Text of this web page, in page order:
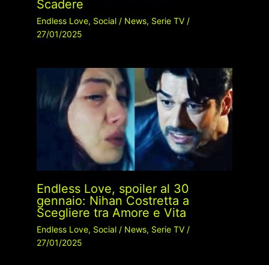
Scadere
Endless Love, Social/ News, Serie TV/
27/01/2025
Endless Love, spoiler al 30
gennaio: Nihan Costretta a
Scegliere tra Amore e Vita
Endless Love, Social/ News, Serie TV/
27/01/2025